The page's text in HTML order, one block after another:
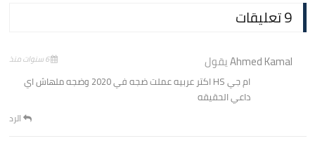
9 تعليقات
Ahmed Kamalيقول 6 سنوات منذ
ام جي HS اكتر عربيه عملت ضجه في 2020 وضجه ملهاش اي
داعي الحقيقه
الرد